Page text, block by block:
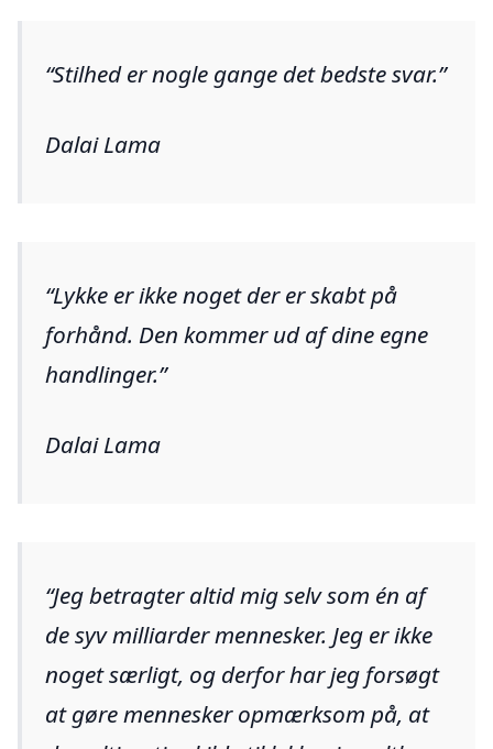
Stilhed er nogle gange det bedste svar.
Dalai Lama
Lykke er ikke noget der er skabt på
forhånd. Den kommer ud af dine egne
handlinger.
Dalai Lama
Jeg betragter altid mig selv som én af
de syv milliarder mennesker. Jeg er ikke
noget særligt, og derfor har jeg forsøgt
at gøre mennesker opmærksom på, at